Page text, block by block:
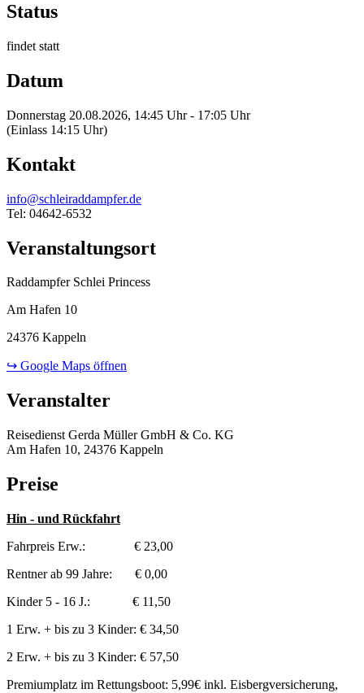
Status
findet statt
Datum
Donnerstag 20.08.2026, 14:45 Uhr - 17:05 Uhr
(Einlass 14:15 Uhr)
Kontakt
info@schleiraddampfer.de
Tel: 04642-6532
Veranstaltungsort
Raddampfer Schlei Princess
Am Hafen 10
24376 Kappeln
↪ Google Maps öffnen
Veranstalter
Reisedienst Gerda Müller GmbH & Co. KG
Am Hafen 10, 24376 Kappeln
Preise
Hin - und Rückfahrt
Fahrpreis Erw.: € 23,00
Rentner ab 99 Jahre: € 0,00
Kinder 5 - 16 J.: € 11,50
1 Erw. + bis zu 3 Kinder: € 34,50
2 Erw. + bis zu 3 Kinder: € 57,50
Premiumplatz im Rettungsboot: 5,99€ inkl. Eisbergversicherung,